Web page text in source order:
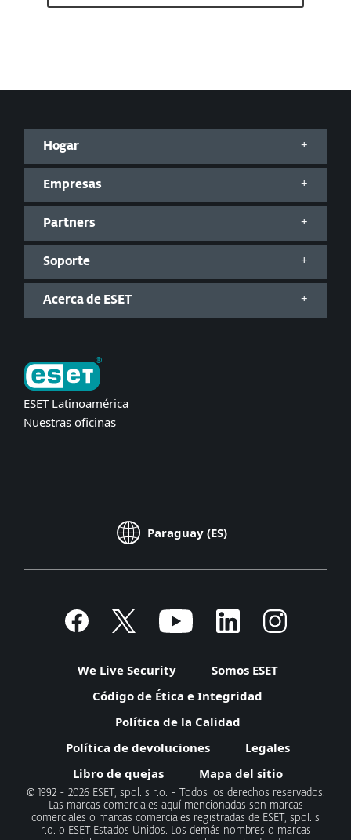
Hogar
Empresas
Partners
Soporte
Acerca de ESET
ESET Latinoamérica
Nuestras oficinas
Paraguay (ES)
We Live Security
Somos ESET
Código de Ética e Integridad
Política de la Calidad
Política de devoluciones
Legales
Libro de quejas
Mapa del sitio
© 1992 - 2026 ESET, spol. s r.o. - Todos los derechos reservados.
Las marcas comerciales aquí mencionadas son marcas
comerciales o marcas comerciales registradas de ESET, spol. s
r.o. o ESET Estados Unidos. Los demás nombres o marcas